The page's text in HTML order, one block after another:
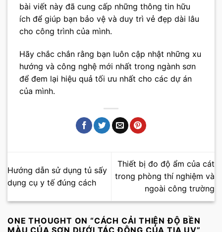
bài viết này đã cung cấp những thông tin hữu
ích để giúp bạn bảo vệ và duy trì vẻ đẹp dài lâu
cho công trình của mình.
Hãy chắc chắn rằng bạn luôn cập nhật những xu
hướng và công nghệ mới nhất trong ngành sơn
để đem lại hiệu quả tối ưu nhất cho các dự án
của mình.
Hướng dẫn sử dụng tủ sấy
dụng cụ y tế đúng cách
Thiết bị đo độ ẩm của cát
trong phòng thí nghiệm và
ngoài công trường
ONE THOUGHT ON “CÁCH CẢI THIỆN ĐỘ BỀN
MÀU CỦA SƠN DƯỚI TÁC ĐỘNG CỦA TIA UV”